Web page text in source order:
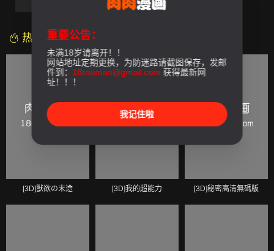
最終話
热门漫画
[3D]獸欲の末途 [3D]我的超能力 [3D]秘密高清無碼版
重要公告：
未满18岁请离开！！
网站地址定期更换，为防迷路请截图保存，发邮
件到： 18rouman@gmail.com 获得最新网
址！！！
我记住啦